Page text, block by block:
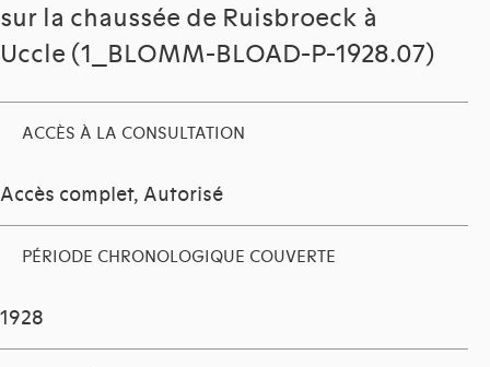
sur la chaussée de Ruisbroeck à
Uccle (1_BLOMM-BLOAD-P-1928.07)
ACCÈS À LA CONSULTATION
Accès complet, Autorisé
PÉRIODE CHRONOLOGIQUE COUVERTE
1928